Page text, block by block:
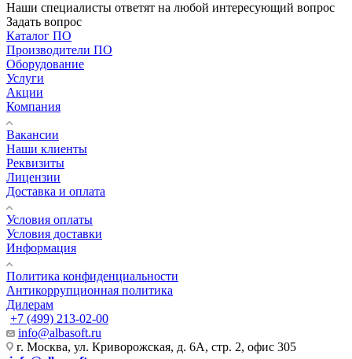
Наши специалисты ответят на любой интересующий вопрос
Задать вопрос
Каталог ПО
Производители ПО
Оборудование
Услуги
Акции
Компания
Вакансии
Наши клиенты
Реквизиты
Лицензии
Доставка и оплата
Условия оплаты
Условия доставки
Информация
Политика конфиденциальности
Антикоррупционная политика
Дилерам
+7 (499) 213-02-00
info@albasoft.ru
г. Москва, ул. Криворожская, д. 6А, стр. 2, офис 305